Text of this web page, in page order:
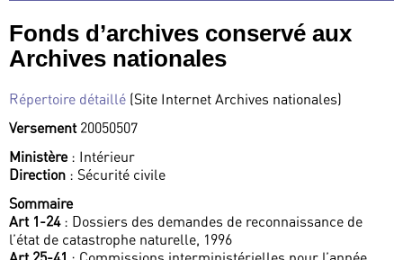
Fonds d’archives conservé aux
Archives nationales
Répertoire détaillé (Site Internet Archives nationales)
Versement 20050507
Ministère: Intérieur
Direction : Sécurité civile
Sommaire
Art 1-24: Dossiers des demandes de reconnaissance de
l’état de catastrophe naturelle, 1996